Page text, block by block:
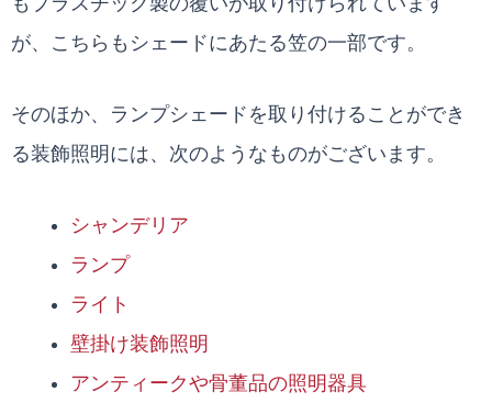
が、こちらもシェードにあたる笠の一部です。
そのほか、ランプシェードを取り付けることができ
る装飾照明には、次のようなものがございます。
シャンデリア
ランプ
ライト
壁掛け装飾照明
アンティークや骨董品の照明器具